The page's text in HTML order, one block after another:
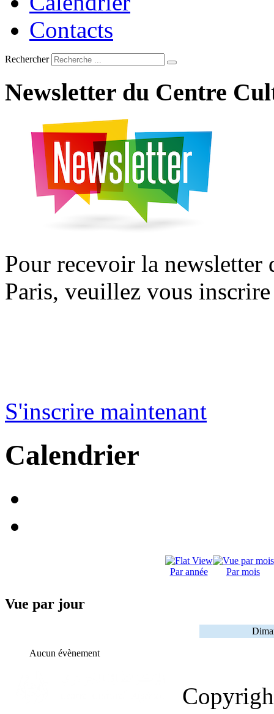
Contacts
Rechercher
Newsletter du Centre
Pour recevoir la
Paris, veuillez vous
S'inscrire maintenant
Calendrier
Par année Par mois
Vue par jour
Aucun évènement